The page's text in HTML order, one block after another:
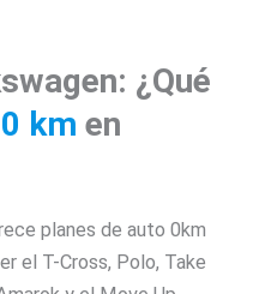
¿Qué
km en
planes de auto 0km
el T-Cross, Polo, Take